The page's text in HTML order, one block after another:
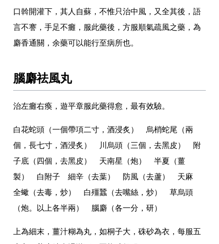
口斡開灌下 ，其人自蘇 ，不惟只治中風 ， 又全其後 ，語
言不謇 ，手足不癱 ， 服此藥後 ，方服順氣疏風之藥 ，為
麝香通關 ，余藥可以能行至病所也。
腦麝祛風丸
治左癱右瘓 ，遊平章服此藥得愈 ，最有效驗。
白花蛇頭（一個帶項二寸 ，酒浸炙） 烏梢蛇尾（兩
個 ，長七寸 ，酒浸炙） 川烏頭（三個 ，去黑皮） 附
子底（四個 ，去黑皮） 天南星（炮） 半夏（薑
製） 白附子 細辛（去葉） 防風（去蘆） 天麻
全蠍（去毒 ，炒） 白殭蠶（去嘴絲 ，炒） 草烏頭
（炮。 以上各半兩） 腦麝（各一分 ，研）
上為細末 ，薑汁糊為丸 ，如桐子大 ，硃砂為衣 ，每服五